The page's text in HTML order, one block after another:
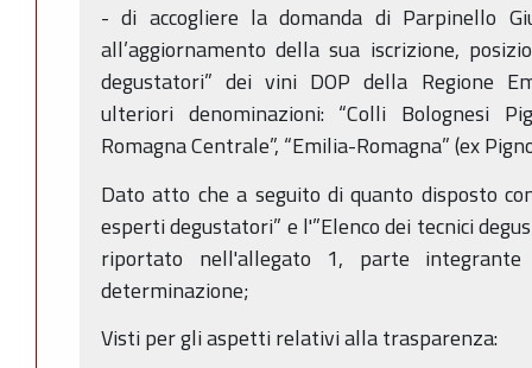
- di accogliere la domanda di Parpinello
all’aggiornamento della sua iscrizione,
degustatori” dei vini DOP della Regione
ulteriori denominazioni: “Colli Bolognesi
Romagna Centrale”, “Emilia-Romagna” (ex
Dato atto che a seguito di quanto disposto
esperti degustatori” e l'”Elenco dei tecnici
riportato nell'allegato 1, parte
determinazione;
Visti per gli aspetti relativi alla trasparenza: